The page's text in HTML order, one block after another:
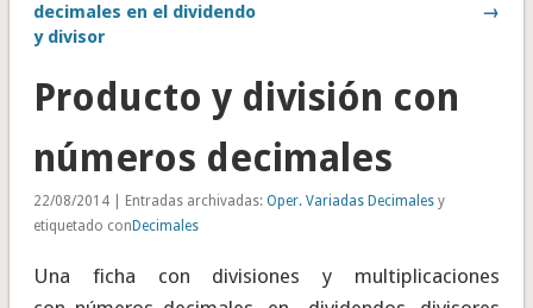
decimales en el dividendo
y divisor
→
Producto y división con
números decimales
22/08/2014 | Entradas archivadas: Oper. Variadas Decimalesy
etiquetado con Decimales
Una ficha con divisiones y multiplicaciones